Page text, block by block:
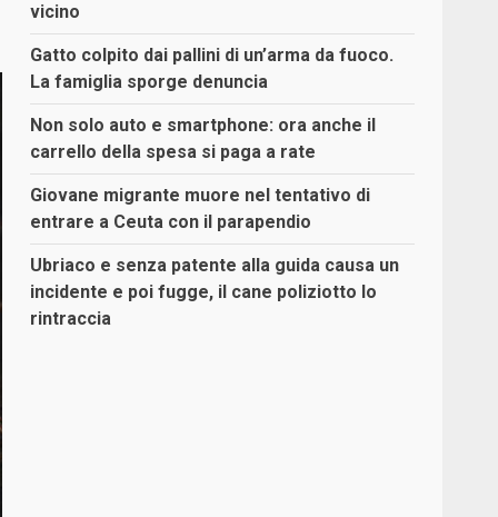
vicino
Gatto colpito dai pallini di un’arma da fuoco.
La famiglia sporge denuncia
Non solo auto e smartphone: ora anche il
carrello della spesa si paga a rate
Giovane migrante muore nel tentativo di
entrare a Ceuta con il parapendio
Ubriaco e senza patente alla guida causa un
incidente e poi fugge, il cane poliziotto lo
rintraccia